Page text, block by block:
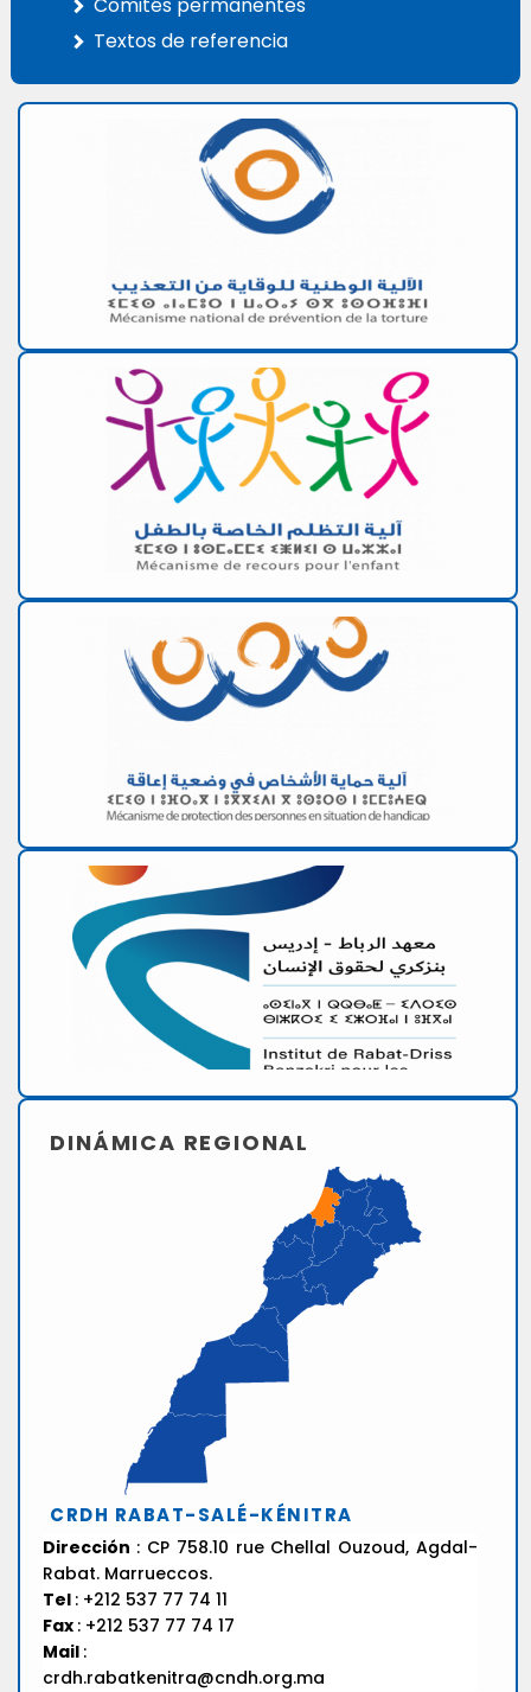
Textos de referencia
DINÁMICA REGIONAL
CRDH RABAT-SALÉ-KÉNITRA
Dirección : CP 758.10 rue Chellal Ouzoud, Agdal-
Rabat. Marrueccos.
Tel : +212 537 77 74 11
Fax : +212 537 77 74 17
Mail :
crdh.rabatkenitra@cndh.org.ma